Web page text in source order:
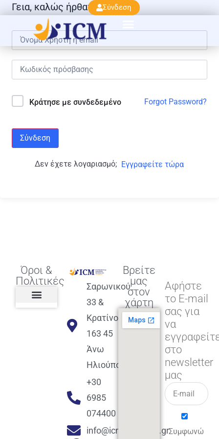
Σύνδεση
Γεια, καλώς ήρθατε πάλι!
Κράτησε με συνδεδεμένο Forgot Password?
Σύνδεση
Δεν έχετε λογαριασμό; Εγγραφείτε τώρα
Όροι &
Πολιτικές
Σαρωνικού
33 &
Κρατίνου
163 45
Άνω
Ηλιούπολη
+30
6985
074400
info@icmacademy.gr
Βρείτε
μας
στον
χάρτη
Αφήστε
το E-mail
σας για
να
στο
newsletter
μας
Συμφωνώ